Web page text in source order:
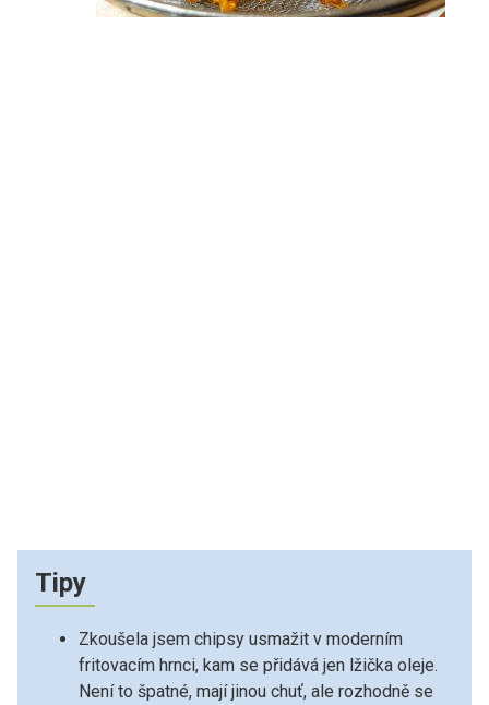
Tipy
Zkoušela jsem chipsy usmažit v moderním
fritovacím hrnci, kam se přidává jen lžička oleje.
Není to špatné, mají jinou chuť, ale rozhodně se